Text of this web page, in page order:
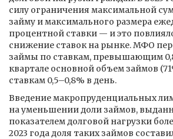
силу ограничения максимальной
займу и максимального размера
процентной ставки — и это
снижение ставок на рынке. МФО
займы по ставкам, превышающим
квартале основной объем займов
ставкам 0,5–0,8% в день.
Введение макропруденциальных
на уменьшении доли займов,
показателем долговой нагрузки
2023 года доля таких займов